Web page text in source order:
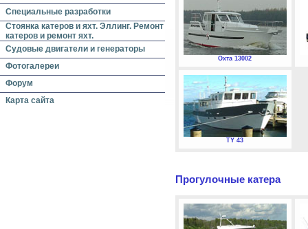
Специальные разработки
Стоянка катеров и яхт. Эллинг. Ремонт
катеров и ремонт яхт.
Судовые двигатели и генераторы
Фотогалереи
Форум
Карта сайта
Охта 13002
TY 43
Прогулочные катера